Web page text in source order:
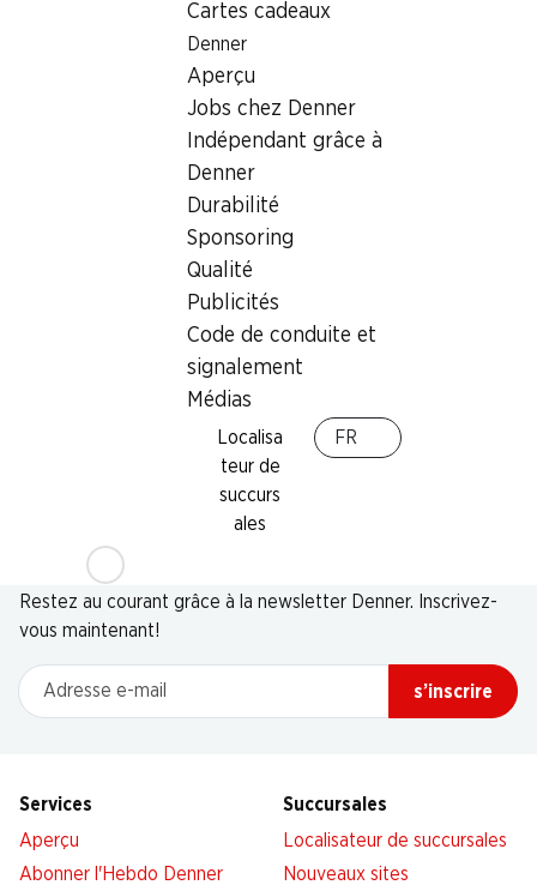
Cartes cadeaux
Denner
Aperçu
Jobs chez Denner
Indépendant grâce à
Denner
Durabilité
Sponsoring
Qualité
Publicités
Code de conduite et
signalement
Médias
Localisa
teur de
succurs
ales
FR
postale / M-Card
Newsletter
Restez au courant grâce à la newsletter Denner. Inscrivez-
vous maintenant!
Adresse e-mail
s’inscrire
Services
Aperçu
Abonner l'Hebdo Denner
Succursales
Localisateur de succursales
Nouveaux sites